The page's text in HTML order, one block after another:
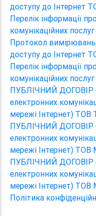
доступу до Інтернет
Перелік інформації
комунікаційних
Протокол вимірювань
доступу до Інтернет
Перелік інформації
комунікаційних
ПУБЛІЧНИЙ ДОГОВІР
електронних
мережі Інтернет) ТОВ
ПУБЛІЧНИЙ ДОГОВІР
електронних
мережі Інтернет)
ПУБЛІЧНИЙ ДОГОВІР
електронних
мережі Інтернет)
Політика